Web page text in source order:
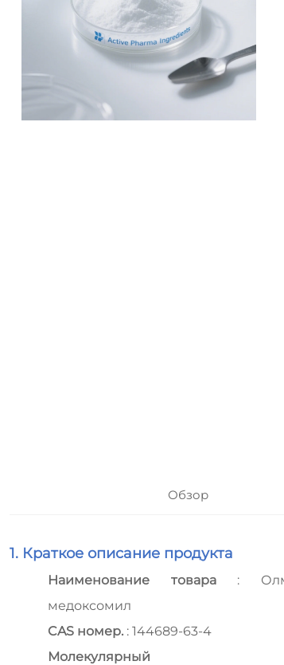
Обзор
1. Краткое описание продукта
Наименование товара :
медоксомил
CAS номер. : 144689-63-4
Молекулярный